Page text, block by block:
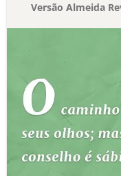
Versão Almeida